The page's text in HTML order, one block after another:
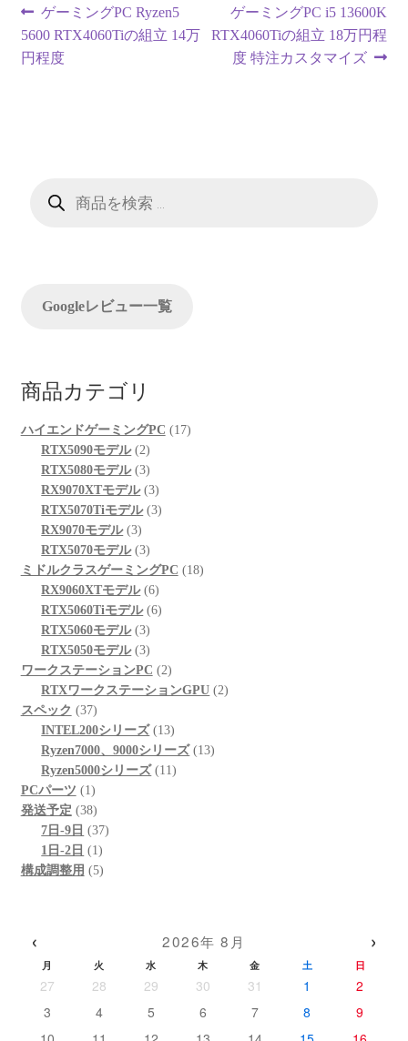
投
稿
ー
ン
前
の
投
ゲーミングPC Ryzen5
5600 RTX4060Tiの組立 14万
円程度
次
の
投
ゲーミングPC i5 13600K
RTX4060Tiの組立 18万円程
度 特注カスタマイズ
Googleレビュー一覧
商品カテゴリ
ハイエンドゲーミングPC 1717
RTX5090モデル 22
個
の
商
RTX5080モデル 33
個
の
品
RX9070XTモデル 33
個
品
RTX5070Tiモデル 33
商
品
RX9070モデル 33
個
の
商
品
RTX5070モデル 33
個
の
商
品
ミドルクラスゲーミングPC 1818
RX9060XTモデル 66
個
品
RTX5060Tiモデル 66
商
品
RTX5060モデル 33
個
の
商
RTX5050モデル 33
個
の
品
ワークステーションPC 22
個
商
品
RTXワークステーションGPU 22
スペック 3737
個
の
商
品
INTEL200シリーズ 1313
個
の
Ryzen7000、9000シリーズ 1313
Ryzen5000シリーズ 1111
PCパーツ 11
個
の
商
品
発送予定 3838
個
の
商
7日-9日 3737
1日-2日 11
個
構成調整用 55
‹ 2026年 8月 ›
月 火 水 木 金 土 日
27 28 29 30 31 1
2
3
4 5 6 7 8
9